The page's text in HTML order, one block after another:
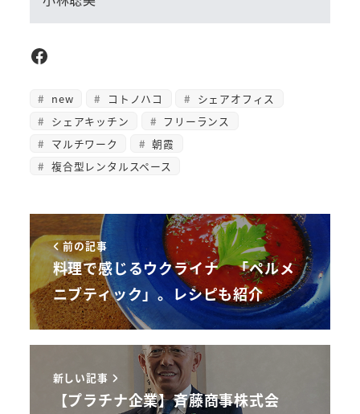
Facebook
new コトノハコ
シェアオフィス
シェアキッチン
フリーランス
マルチワーク
朝霞
複合型レンタルスペース
前の記事
料理で感じるウクライナ 「ペルメ
ニブティック」。レシピも紹介
新しい記事
【プラチナ企業】斉藤商事株式会